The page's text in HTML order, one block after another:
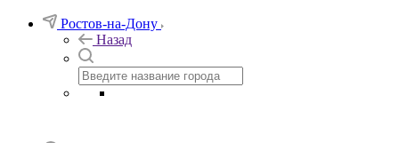
Ростов-на-Дону
Назад